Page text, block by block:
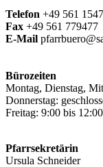
Telefon +49 561
Fax +49 561 779477
E-Mail
Bürozeiten
Montag, Dienstag,
Donnerstag:
Freitag: 9:00 bis
Pfarrsekretärin
Ursula Schneider